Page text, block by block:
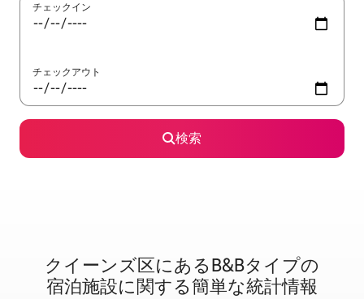
チェックイン
チェックアウト
検索
クイーンズ区に⁠あ⁠るB&B⁠タ⁠イ⁠プ⁠の
宿⁠泊⁠施⁠設⁠に関⁠す⁠る簡⁠単⁠な統⁠計⁠情⁠報